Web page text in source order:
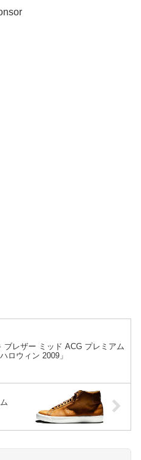
ブレザー ミッド ACG プレミアム
ロウィン 2009」